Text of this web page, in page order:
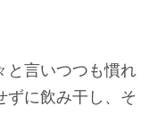
と言いつつも慣れ
ずに飲み干し、そ